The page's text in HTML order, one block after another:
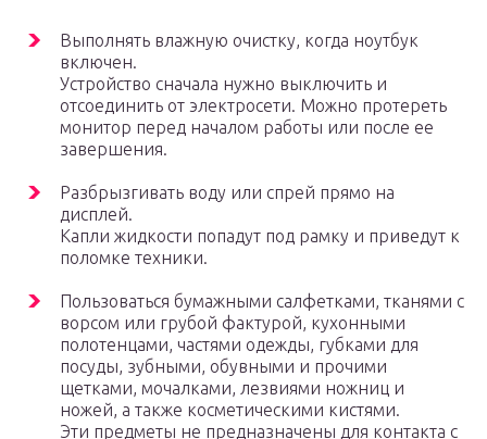
Выполнять влажную очистку, когда ноутбук
включен.
Устройство сначала нужно выключить и
отсоединить от электросети. Можно протереть
монитор перед началом работы или после ее
завершения.
Разбрызгивать воду или спрей прямо на
дисплей.
Капли жидкости попадут под рамку и приведут к
поломке техники.
Пользоваться бумажными салфетками, тканями с
ворсом или грубой фактурой, кухонными
полотенцами, частями одежды, губками для
посуды, зубными, обувными и прочими
щетками, мочалками, лезвиями ножниц и
ножей, а также косметическими кистями.
Эти предметы не предназначены для контакта с